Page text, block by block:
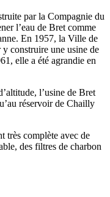
par la Compagnie du
l’eau de Bret comme
En 1957, la Ville de
construire une usine de
elle a été agrandie en
l’usine de Bret
réservoir de Chailly
très complète avec de
des filtres de charbon